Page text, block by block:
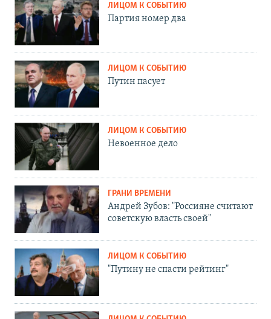
ЛИЦОМ К СОБЫТИЮ
Партия номер два
ЛИЦОМ К СОБЫТИЮ
Путин пасует
ЛИЦОМ К СОБЫТИЮ
Невоенное дело
ГРАНИ ВРЕМЕНИ
Андрей Зубов: "Россияне считают
советскую власть своей"
ЛИЦОМ К СОБЫТИЮ
"Путину не спасти рейтинг"